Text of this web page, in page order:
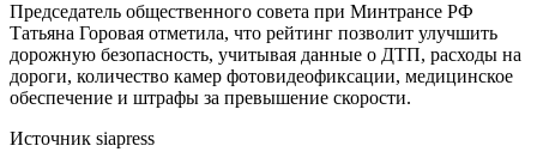
Председатель общественного совета при Минтрансе РФ
Татьяна Горовая отметила, что рейтинг позволит улучшить
дорожную безопасность, учитывая данные о ДТП, расходы на
дороги, количество камер фотовидеофиксации, медицинское
обеспечение и штрафы за превышение скорости.
Источник siapress